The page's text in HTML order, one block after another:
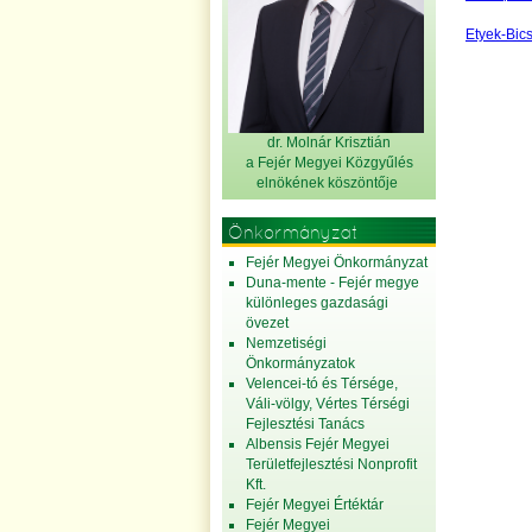
dr. Molnár Krisztián
a Fejér Megyei Közgyűlés
elnökének köszöntője
Önkormányzat
Fejér Megyei Önkormányzat
Duna-mente - Fejér megye
különleges gazdasági
övezet
Nemzetiségi
Önkormányzatok
Velencei-tó és Térsége,
Váli-völgy, Vértes Térségi
Fejlesztési Tanács
Albensis Fejér Megyei
Területfejlesztési Nonprofit
Kft.
Fejér Megyei Értéktár
Fejér Megyei
Etyek-